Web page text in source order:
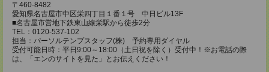
〒460-8482
愛知県名古屋市中区栄四丁目１番１号 中日ビル13F
■名古屋市営地下鉄東山線栄駅から徒歩2分
TEL：0120-537-102
担当：パーソルテンプスタッフ(株) 予約専用ダイヤル
受付可能日時：平日9:00～18:00（土日祝を除く）受付中！※お電話の際
は、「エンのサイトを見た」とお伝えください！